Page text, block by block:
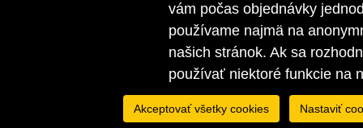
vám počas objednávky
používame najmä na
našich stránok. Ak sa
používať niektoré funkcie na
Akceptovať všetky cookies Nastaviť